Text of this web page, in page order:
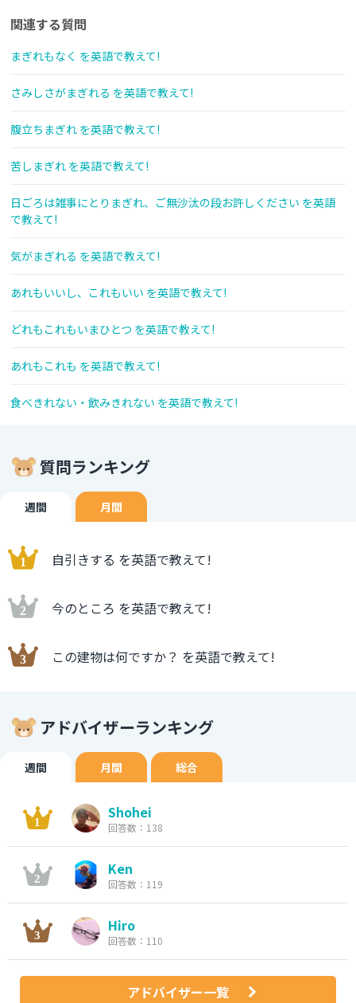
関連する質問
まぎれもなく を英語で教えて!
さみしさがまぎれる を英語で教えて!
腹立ちまぎれ を英語で教えて!
苦しまぎれ を英語で教えて!
日ごろは雑事にとりまぎれ、ご無沙汰の段お許しください を英語
で教えて!
気がまぎれる を英語で教えて!
あれもいいし、これもいい を英語で教えて!
どれもこれもいまひとつ を英語で教えて!
あれもこれも を英語で教えて!
食べきれない・飲みきれない を英語で教えて!
質問ランキング
週間 月間
自引きする を英語で教えて!
今のところ を英語で教えて!
この建物は何ですか？ を英語で教えて!
アドバイザーランキング
週間 月間 総合
Shohei
回答数：138
Ken
回答数：119
Hiro
回答数：110
アドバイザー一覧